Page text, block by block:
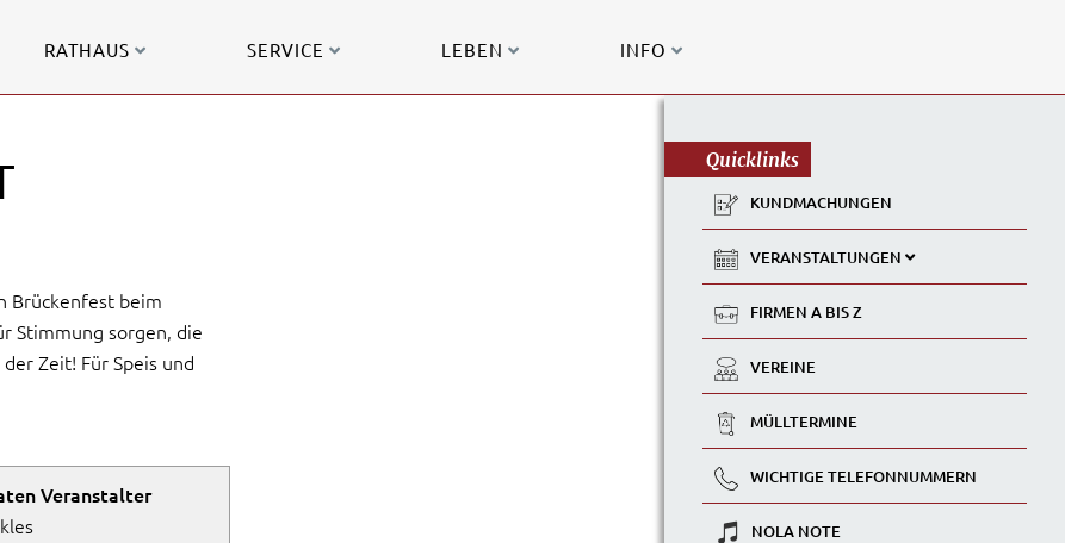
RATHAUS SERVICE LEBEN INFO
Brückenfest beim
Stimmung sorgen, die
Zeit! Für Speis und
Veranstalter
Quicklinks
KUNDMACHUNGEN
VERANSTALTUNGEN
FIRMEN A BIS Z
VEREINE
MÜLLTERMINE
WICHTIGE TELEFONNUMMERN
NOLA NOTE